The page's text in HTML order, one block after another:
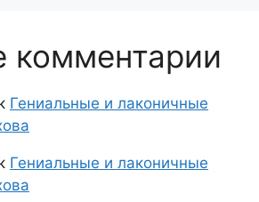
комментарии
Гениальные и лаконичные
Гениальные и лаконичные